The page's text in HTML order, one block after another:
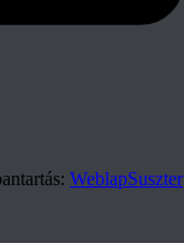
WeblapSuszter